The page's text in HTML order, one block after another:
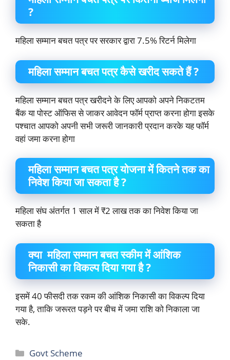
?
महिला सम्मान बचत पत्र पर सरकार द्वारा 7.5% रिटर्न मिलेगा
महिला सम्मान बचत पत्र कैसे खरीद सकते हैं ?
महिला सम्मान बचत पत्र खरीदने के लिए आपको अपने निकटतम
बैंक या पोस्ट ऑफिस से जाकर आवेदन फॉर्म प्राप्त करना होगा इसके
पश्चात आपको अपनी सभी जरूरी जानकारी प्रदान करके यह फॉर्म
वहां जमा करना होगा
महिला सम्मान बचत पत्र योजना में कितने तक का
निवेश किया जा सकता है ?
महिला संघ अंतर्गत 1 साल में ₹2 लाख तक का निवेश किया जा
सकता है
क्या महिला सम्मान बचत स्कीम मेंआंशिक
निकासी का विकल्प दिया गया है?
इसमें 40 फीसदी तक रकम की आंशिक निकासी का विकल्प दिया
गया है, ताकि जरूरत पड़ने पर बीच में जमा राशि को निकाला जा
सके.
Categories
Govt Scheme